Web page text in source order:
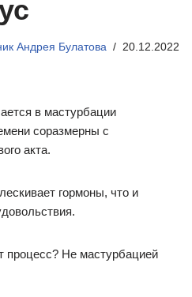
Андрея Булатова 20.12.2022
в мастурбации
соразмерны с
акта.
гормоны, что и
процесс? Не мастурбацией